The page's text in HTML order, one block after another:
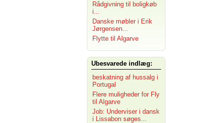
Rådgivning til boligkøb
i...
Danske møbler i Erik
Jørgensen...
Flytte til Algarve
Ubesvarede indlæg:
beskatning af hussalg i
Portugal
Flere muligheder for Fly
til Algarve
Job: Underviser i dansk
i Lissabon søges...